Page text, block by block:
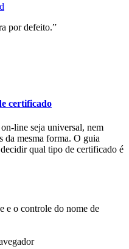
por defeito.
certificado
line seja universal, nem
da mesma forma. O guia
qual tipo de certificado é
e o controle do nome de